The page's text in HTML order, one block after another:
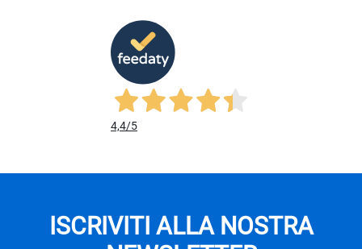
4,4/5
ISCRIVITI ALLA NOSTRA